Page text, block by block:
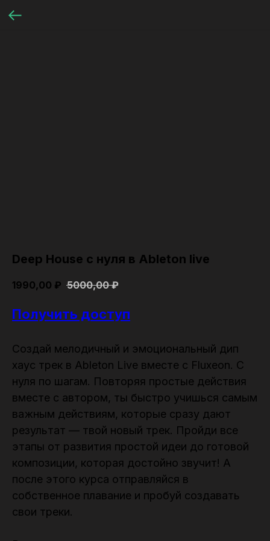
Deep House с нуля в Ableton live
1990,00 ₽ 5000,00 ₽
Получить доступ
Создай мелодичный и эмоциональный дип
хаус трек в Ableton Live вместе с Fluxeon. С
нуля по шагам. Повторяя простые действия
вместе с автором, ты быстро учишься самым
важным действиям, которые сразу дают
результат — твой новый трек. Пройди все
этапы от развития простой идеи до готовой
композиции, которая достойно звучит! А
после этого курса отправляйся в
собственное плавание и пробуй создавать
свои треки.